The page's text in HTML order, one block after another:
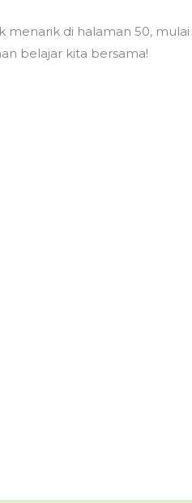
di halaman 50,
belajar kita bersama!